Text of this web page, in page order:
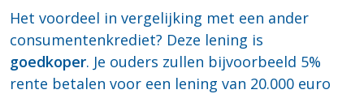
Het voordeel in vergelijking met een ander
consumentenkrediet? Deze lening is
goedkoper. Je ouders zullen bijvoorbeeld 5%
rente betalen voor een lening van 20.000 euro